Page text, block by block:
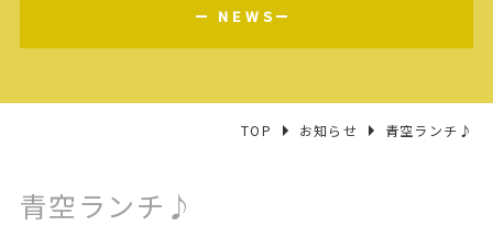
NEWS
TOP お知らせ 青空ランチ♪
青空ランチ♪